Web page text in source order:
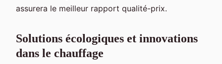
assurera le meilleur rapport qualité-prix.
Solutions écologiques et innovations
dans le chauffage